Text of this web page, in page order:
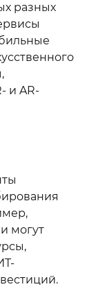
разных
и AR-
могут